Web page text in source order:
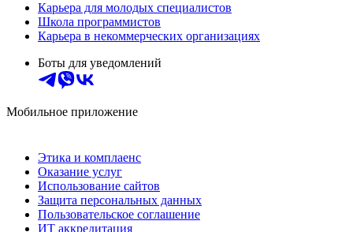
Карьера для молодых специалистов
Школа программистов
Карьера в некоммерческих организациях
Боты для уведомлений
Мобильное приложение
Этика и комплаенс
Оказание услуг
Использование сайтов
Защита персональных данных
Пользовательское соглашение
ИТ аккредитация